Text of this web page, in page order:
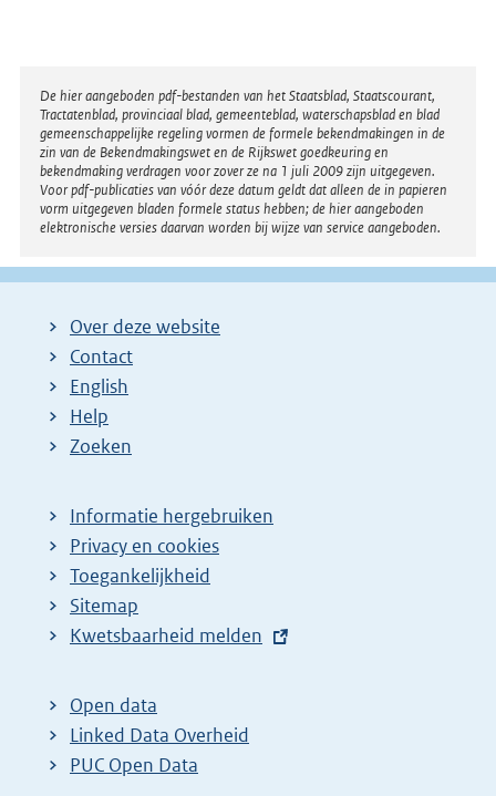
Disclaimer
De hier aangeboden pdf-bestanden van het Staatsblad, Staatscourant,
Tractatenblad, provinciaal blad, gemeenteblad, waterschapsblad en blad
gemeenschappelijke regeling vormen de formele bekendmakingen in de
zin van de Bekendmakingswet en de Rijkswet goedkeuring en
bekendmaking verdragen voor zover ze na 1 juli 2009 zijn uitgegeven.
Voor pdf-publicaties van vóór deze datum geldt dat alleen de in papieren
vorm uitgegeven bladen formele status hebben; de hier aangeboden
elektronische versies daarvan worden bij wijze van service aangeboden.
Over deze website
Contact
English
Help
Zoeken
Informatie hergebruiken
Privacy en cookies
Toegankelijkheid
Sitemap
E
t
e
r
Kwetsbaarheid melden
Open data
Linked Data Overheid
PUC Open Data